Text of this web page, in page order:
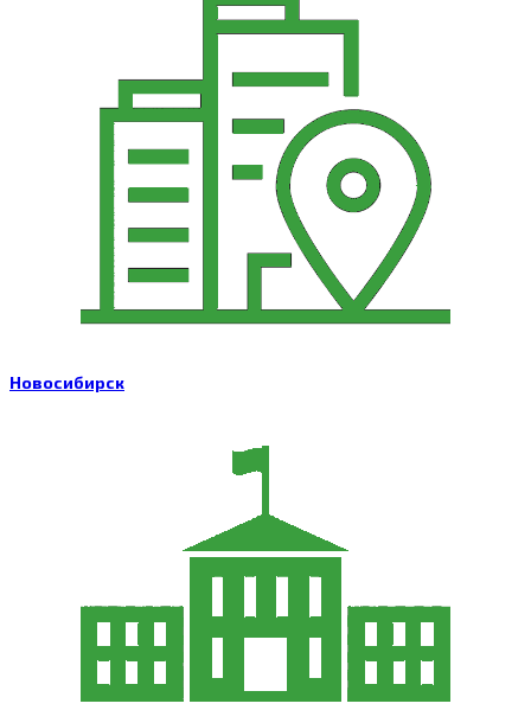
Новосибирск